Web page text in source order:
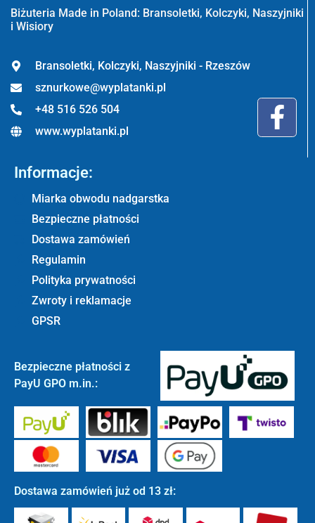
Biżuteria Made in Poland: Bransoletki, Kolczyki, Naszyjniki
i Wisiory
Bransoletki, Kolczyki, Naszyjniki - Rzeszów
sznurkowe@wyplatanki.pl
+48 516 526 504
www.wyplatanki.pl
Informacje:
Miarka obwodu nadgarstka
Bezpieczne płatności
Dostawa zamówień
Regulamin
Polityka prywatności
Zwroty i reklamacje
GPSR
Bezpieczne płatności z
PayU GPO m.in.:
Dostawa zamówień już od 13 zł: